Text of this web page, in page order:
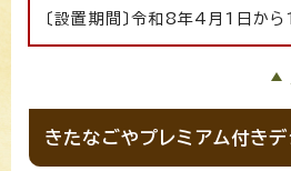
〔設置期間〕令和8年4月1日か
きたなごやプレミアム付き